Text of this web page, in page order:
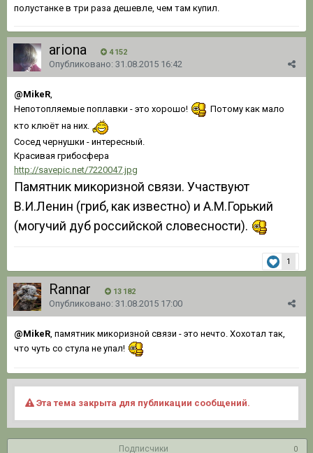
полустанке в три раза дешевле, чем там купил.
ariona 4 152
Опубликовано: 31.08.2015 16:42
@MikeR
Непотопляемые поплавки - это хорошо!
Потому как мало
кто клюёт на них.
Сосед чернушки - интересный.
Красивая грибосфера
http://savepic.net/7220047.jpg
Памятник микоризной связи. Участвуют
В.И.Ленин (гриб, как известно) и А.М.Горький
(могучий дуб российской словесности).
1
Rannar 13 182
Опубликовано: 31.08.2015 17:00
@MikeR , памятник микоризной связи - это нечто. Хохотал так,
что чуть со стула не упал!
Эта тема закрыта для публикации сообщений.
Подписчики 0